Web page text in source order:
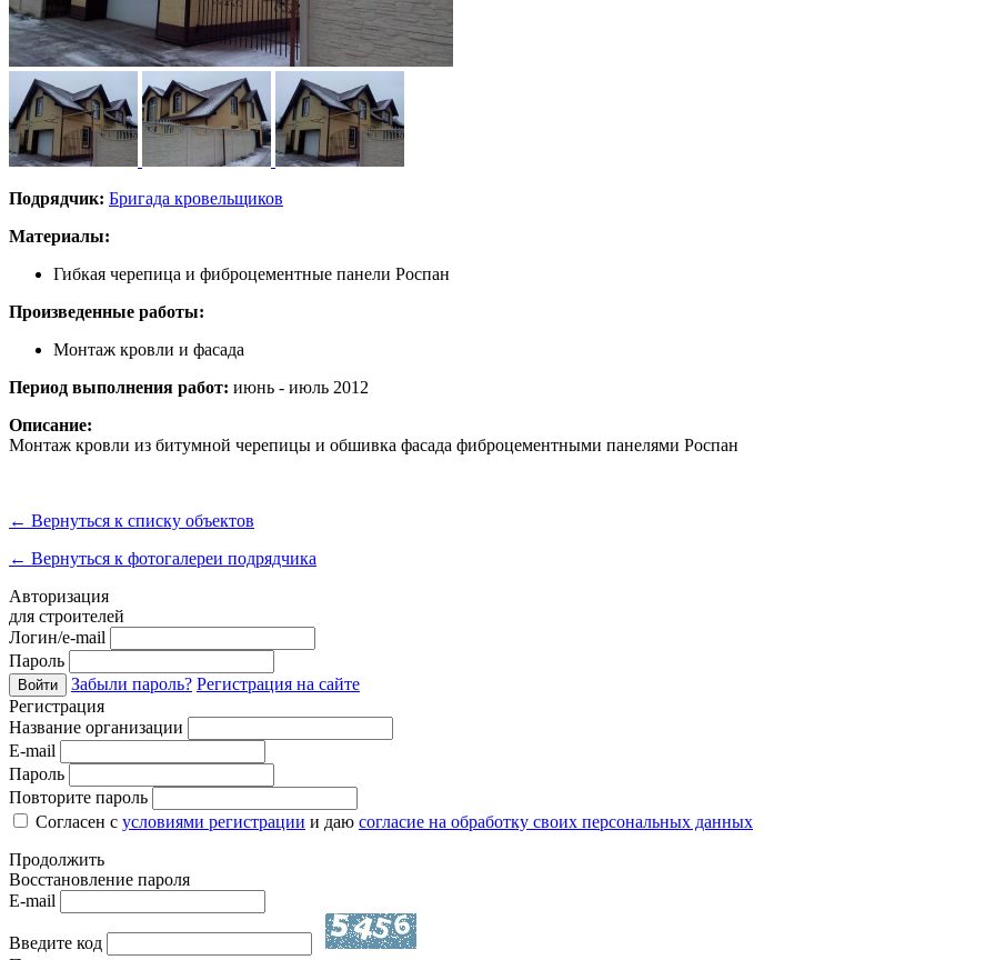
Подрядчик: Бригада кровельщиков
Материалы:
Гибкая черепица и фиброцементные панели Роспан
Произведенные работы:
Монтаж кровли и фасада
Период выполнения работ: июнь - июль 2012
Описание:
Монтаж кровли из битумной черепицы и обшивка фасада фиброцементными панелями Роспан
← Вернуться к списку объектов
← Вернуться к фотогалереи подрядчика
Авторизация
для строителей
Логин/e-mail
Пароль
Войти Забыли пароль? Регистрация на сайте
Регистрация
Название организации
E-mail
Пароль
Повторите пароль
Согласен с условиями регистрации и даю согласие на обработку своих персональных данных
Продолжить
Восстановление пароля
E-mail
Введите код